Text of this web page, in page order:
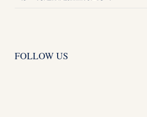
FOLLOW US